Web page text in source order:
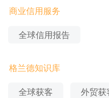
证、全球账款追收等服务
申请产品试用。
商业信用服务
全球信用报告
格兰德知识库
全球获客 外贸获